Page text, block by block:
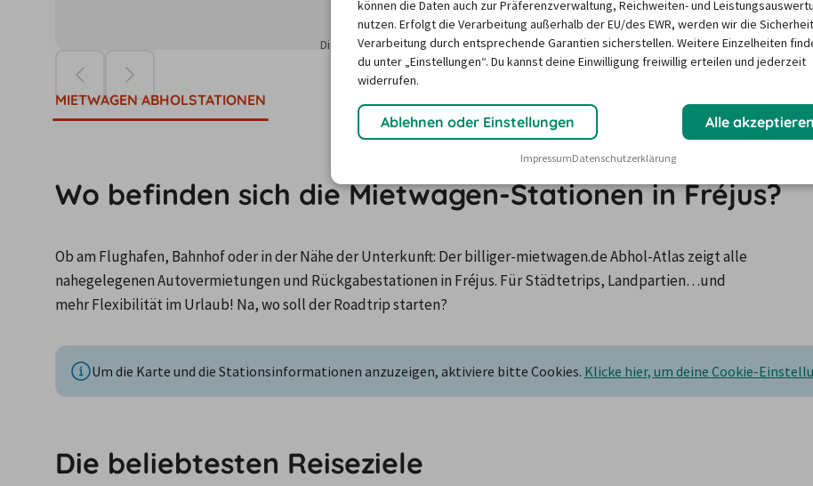
Die Preise basieren auf dem Minimum Median-Suchpreis für die nächsten 12 Monate und
Suchanfragen variieren.
MIETWAGEN ABHOLSTATIONEN
Wo befinden sich die Mietwagen-Stationen in Fréjus?
Ob am Flughafen, Bahnhof oder in der Nähe der Unterkunft: Der billiger-mietwagen.de Abhol-Atlas zeigt alle
nahegelegenen Autovermietungen und Rückgabestationen in Fréjus. Für Städtetrips, Landpartien…und
mehr Flexibilität im Urlaub! Na, wo soll der Roadtrip starten?
Um die Karte und die Stationsinformationen anzuzeigen, aktiviere bitte Cookies. Klicke hier, um deine Cookie-
Die beliebtesten Reiseziele
können die Daten auch zur Präferenzverwaltung, Reichweiten- und
nutzen. Erfolgt die Verarbeitung außerhalb der EU/des EWR, werden wir die
Verarbeitung durch entsprechende Garantien sicherstellen. Weitere Einzelheiten
du unter „Einstellungen“. Du kannst deine Einwilligung freiwillig erteilen und jederzeit
widerrufen.
Ablehnen oder Einstellungen Alle akzeptieren
ImpressumDatenschutzerklärung